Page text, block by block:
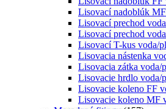
Lisovací nadoblúk
Lisovací prechod
Lisovací prechod
Lisovací T-kus voda/
Lisovacia nástenka
Lisovacia zátka voda/
Lisovacie hrdlo voda/
Lisovacie koleno FF
Lisovacie koleno MF